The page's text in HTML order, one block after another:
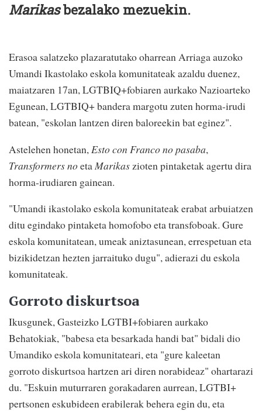
Marikasbezalako mezuekin.
Erasoa salatzeko plazaratutako oharrean Arriaga auzoko
Umandi Ikastolako eskola komunitateak azaldu duenez,
maiatzaren 17an, LGTBIQ+fobiaren aurkako Nazioarteko
Egunean, LGTBIQ+ bandera margotu zuten horma-irudi
batean, "eskolan lantzen diren baloreekin bat eginez".
Astelehen honetan, Esto con Franco no pasaba,
Transformers noeta Marikas zioten pintaketak agertu dira
horma-irudiaren gainean.
"Umandi ikastolako eskola komunitateak erabat arbuiatzen
ditu egindako pintaketa homofobo eta transfoboak. Gure
eskola komunitatean, umeak aniztasunean, errespetuan eta
bizikidetzan hezten jarraituko dugu", adierazi du eskola
komunitateak.
Gorroto diskurtsoa
Ikusgunek, Gasteizko LGTBI+fobiaren aurkako
Behatokiak, "babesa eta besarkada handi bat" bidali dio
Umandiko eskola komunitateari, eta "gure kaleetan
gorroto diskurtsoa hartzen ari diren norabideaz" ohartarazi
du. "Eskuin muturraren gorakadaren aurrean, LGTBI+
pertsonen eskubideen erabilerak behera egin du, eta